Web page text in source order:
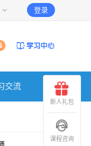
登录
交流
新人礼包
课程咨询